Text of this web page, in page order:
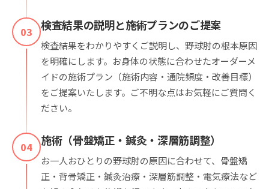
03 検査結果の説明と施術プランのご提案
検査結果をわかりやすくご説明し、野球肘の根本原因
を明確にします。お身体の状態に合わせたオーダーメ
イドの施術プラン（施術内容・通院頻度・改善目標）
をご提案いたします。ご不明な点はお気軽にご質問く
ださい。
04 施術（骨盤矯正・鍼灸・深層筋調整）
お一人おひとりの野球肘の原因に合わせて、骨盤矯
正・背骨矯正・鍼灸治療・深層筋調整・電気療法など